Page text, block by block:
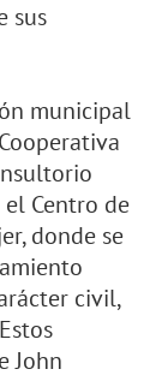
sus
municipal
Centro de
donde se
civil,
John